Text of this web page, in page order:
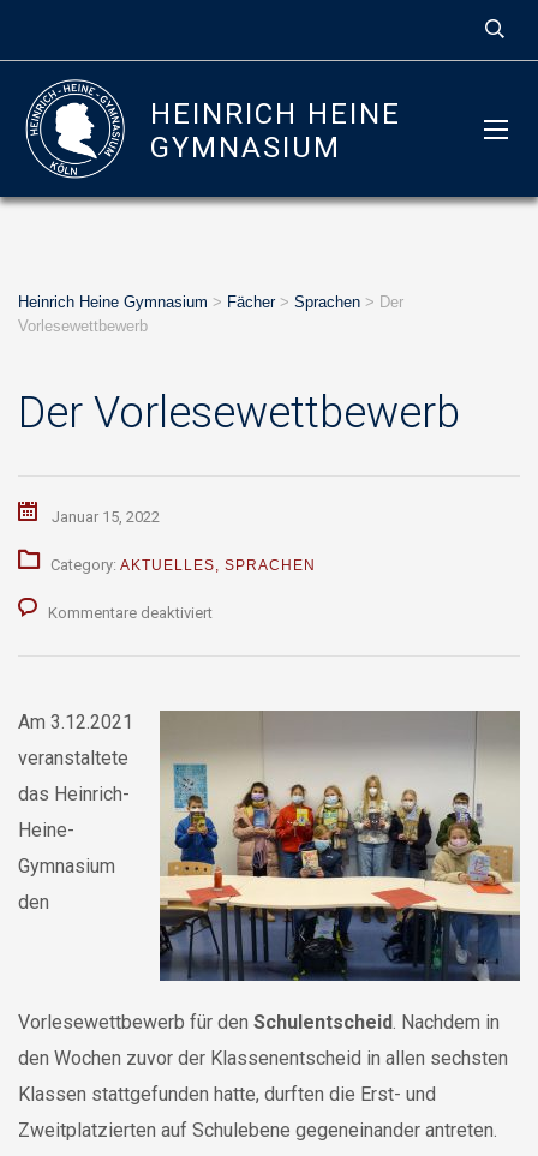
HEINRICH HEINE
GYMNASIUM
Heinrich Heine Gymnasium > Fächer> Sprachen > Der
Vorlesewettbewerb
Der Vorlesewettbewerb
Januar 15, 2022
Category: AKTUELLES, SPRACHEN
Kommentare deaktiviertfür
Am 3.12.2021
veranstaltete
das Heinrich-
Heine-
Gymnasium
den
Vorlesewettbewerb für den Schulentscheid. Nachdem in
den Wochen zuvor der Klassenentscheid in allen sechsten
Klassen stattgefunden hatte, durften die Erst- und
Zweitplatzierten auf Schulebene gegeneinander antreten.